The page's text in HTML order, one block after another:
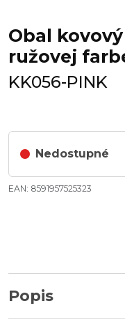
Obal
ružovej
KK056-PINK
Nedostupné
EAN: 8591957525323
Popis